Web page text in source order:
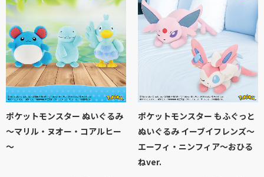
ポケットモンスター ぬいぐるみ
～マリル・ヌオー・コアルヒー
～
ポケットモンスター もふぐっと
ぬいぐるみ イーブイフレンズ～
エーフィ・ニンフィア～おひる
ねver.